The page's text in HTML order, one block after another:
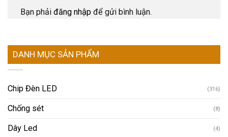
Bạn phải đăng nhập để gửi bình luận.
DANH MỤC SẢN PHẨM
Chip Đèn LED (316)
Chống sét (8)
Dây Led (4)